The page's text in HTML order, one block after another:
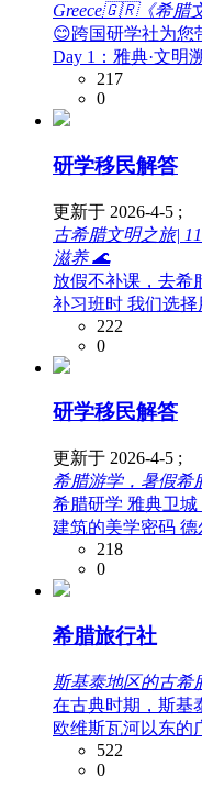
Greece🇬🇷《希腊
😊跨国研学社为您
Day 1：雅典·文明
217
0
研学移民解答
更新于 2026-4-5 ;
古希腊文明之旅|
滋养 🌊
放假不补课，去希
补习班时 我们选
222
0
研学移民解答
更新于 2026-4-5 ;
希腊游学，暑假希
希腊研学 雅典卫
建筑的美学密码 德
218
0
希腊旅行社
斯基泰地区的古希
在古典时期，斯基
欧维斯瓦河以东的
522
0